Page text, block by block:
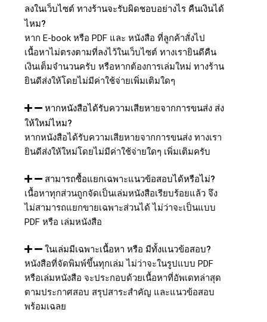
ลงในเว็บไซต์ ทางร้านจะรับผิดชอบอย่างไร คืนเงินได้
ไหม?
หาก E-book หรือ PDF และ หนังสือ ที่ลูกค้าสั่งไป
เนื้อหาไม่ตรงตามที่ลงไว้ในเว็บไซต์ ทางเรายินดีคืน
เงินเต็มจำนวนครับ หรือหากต้องการเล่มใหม่ ทางร้าน
ยินดีส่งให้โดยไม่มีค่าใช้จ่ายเพิ่มเติมใดๆ
หากหนังสือได้รับความเสียหายจากการขนส่ง ส่ง
ให้ใหม่ไหม?
หากหนังสือได้รับความเสียหายจากการขนส่ง ทางเรา
ยินดีส่งให้ใหม่โดยไม่มีค่าใช้จ่ายใดๆ เพิ่มเติมครับ
สามารถซื้อแยกเฉพาะแนวข้อสอบได้หรือไม่?
เนื้อหาทุกส่วนถูกจัดเป็นเล่มหนังสือเรียบร้อยแล้ว จึง
ไม่สามารถแยกขายเฉพาะส่วนได้ ไม่ว่าจะเป็นแบบ
PDF หรือ เล่มหนังสือ
ในเล่มมีเฉพาะเนื้อหา หรือ มีทั้งแนวข้อสอบ?
หนังสือที่จัดพิมพ์ขึ้นทุกเล่ม ไม่ว่าจะในรูปแบบ PDF
หรือเล่มหนังสือ จะประกอบด้วยเนื้อหาที่อัพเดทล่าสุด
ตามประกาศสอบ สรุปสาระสำคัญ และแนวข้อสอบ
พร้อมเฉลย